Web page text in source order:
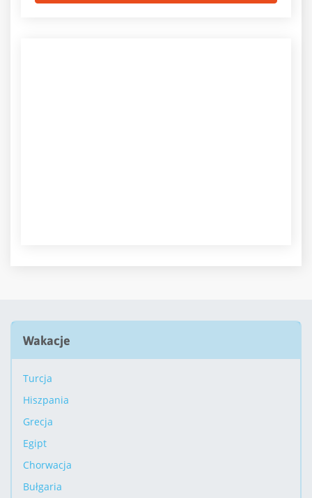
Wakacje
Turcja
Hiszpania
Grecja
Egipt
Chorwacja
Bułgaria